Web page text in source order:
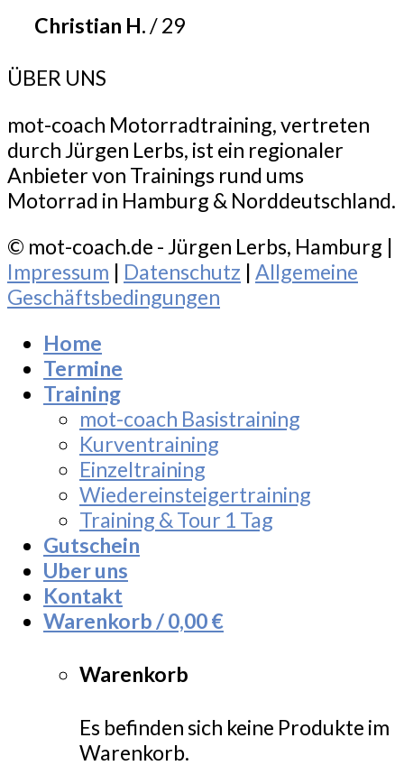
Christian H./29
ÜBER UNS
mot-coach Motorradtraining, vertreten
durch Jürgen Lerbs, ist ein regionaler
Anbieter von Trainings rund ums
Motorrad in Hamburg & Norddeutschland.
© mot-coach.de - Jürgen Lerbs, Hamburg |
Impressum | Datenschutz | Allgemeine
Geschäftsbedingungen
Home
Termine
Training
mot-coach Basistraining
Kurventraining
Einzeltraining
Wiedereinsteigertraining
Training & Tour 1 Tag
Gutschein
Uber uns
Kontakt
Warenkorb /0,00€
Warenkorb
Es befinden sich keine Produkte im
Warenkorb.